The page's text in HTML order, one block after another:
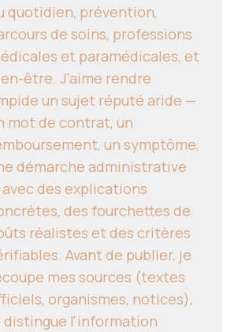
quotidien, prévention,
de soins, professions
et paramédicales, et
être. J'aime rendre
un sujet réputé aride —
mot de contrat, un
un symptôme,
démarche administrative
des explications
des fourchettes de
réalistes et des critères
Avant de publier, je
mes sources (textes
organismes, notices),
distingue l'information